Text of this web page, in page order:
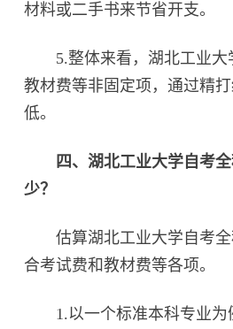
材料或二手书来节省开支。
5.整体来看，湖北工业大
教材费等非固定项，通过精
低。
四、湖北工业大学自考
少？‌
估算湖北工业大学自考全
合考试费和教材费等各项。
1.以一个标准本科专业为